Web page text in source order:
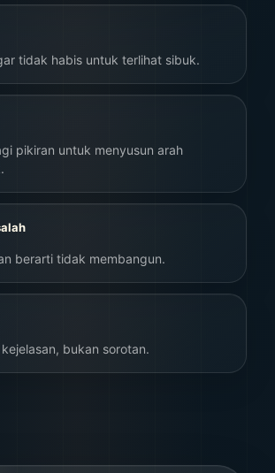
tidak habis untuk terlihat sibuk.
pikiran untuk menyusun arah
berarti tidak membangun.
bukan sorotan.